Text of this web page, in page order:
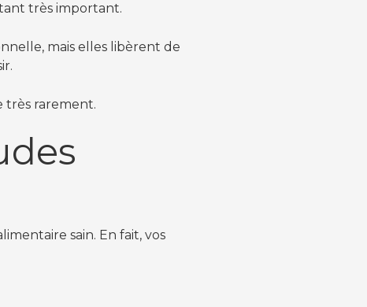
très important.
mais elles libèrent de
très rarement.
sain. En fait, vos